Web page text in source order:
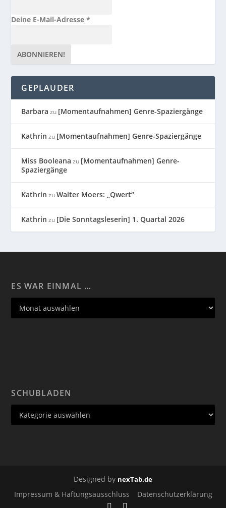
Deine E-Mail-Adresse*
GEPLAUDER
Barbara zu [Momentaufnahmen] Genre-Spaziergänge
Kathrin zu [Momentaufnahmen] Genre-Spaziergänge
Miss Booleana zu [Momentaufnahmen] Genre-
Spaziergänge
Kathrin zuWalter Moers: „Qwert“
Kathrin zu [Die Sonntagsleserin] 1. Quartal 2026
ES WAR EINMAL …
SCHUBLADEN
Designed by nexTab.de
Impressum & Haftungsausschluss Datenschutzerklärung